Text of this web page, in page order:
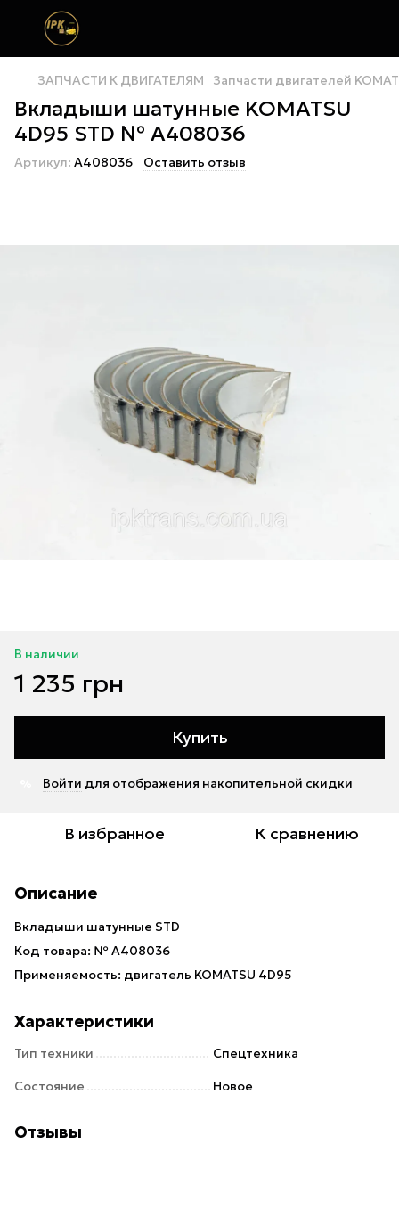
ЗАПЧАСТИ К ДВИГАТЕЛЯМ Запчасти двигателей
Вкладыши шатунные KOMATSU
4D95 STD № A408036
Артикул: A408036 Оставить отзыв
В наличии
1 235 грн
Купить
Войти для отображения накопительной скидки
В избранное К сравнению
Описание
Вкладыши шатунные STD
Код товара: № A408036
Применяемость: двигатель KOMATSU 4D95
Характеристики
Тип техники Спецтехника
Состояние Новое
Отзывы